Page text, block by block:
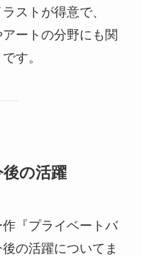
ストが得意で、
ートの分野にも関
す。
の活躍
『プライベートバ
の活躍についてま